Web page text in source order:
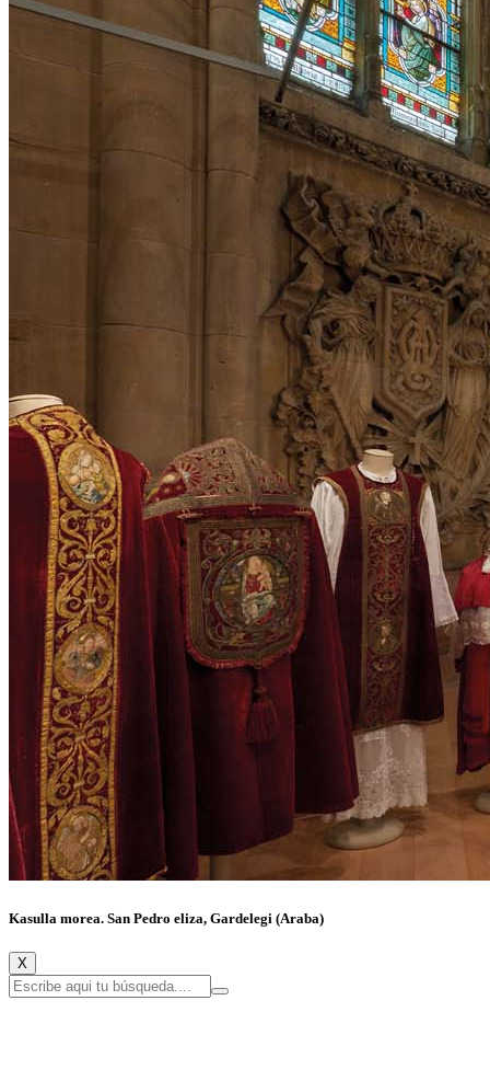
Kasulla morea. San Pedro eliza, Gardelegi (Araba)
X